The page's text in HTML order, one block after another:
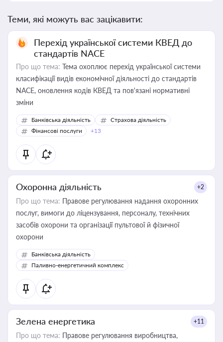
Теми, які можуть вас зацікавити:
Перехід української системи КВЕД до
стандартів NACE
Про що тема: Тема охоплює перехід української системи
класифікації видів економічної діяльності до стандартів
NACE, оновлення кодів КВЕД та пов'язані нормативні
зміни
Банківська діяльність
Страхова діяльність
Фінансові послуги
+13
Охоронна діяльність +2
Про що тема: Правове регулювання надання охоронних
послуг, вимоги до ліцензування, персоналу, технічних
засобів охорони та організації пультової й фізичної
охорони
Банківська діяльність
Паливно-енергетичний комплекс
Зелена енергетика +11
Про що тема: Правове регулювання виробництва,